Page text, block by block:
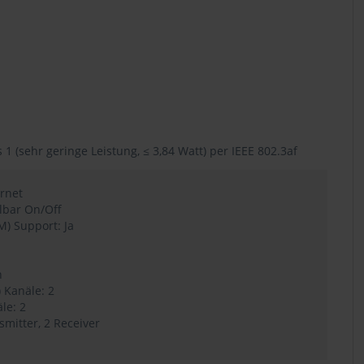
1 (sehr geringe Leistung, ≤ 3,84 Watt) per IEEE 802.3af
On/Off
Support: Ja
2
2
2 Receiver